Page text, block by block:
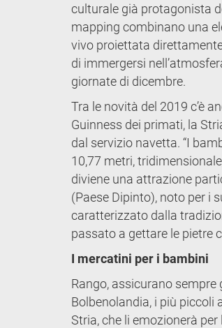
culturale già protagonista
mapping combinano una
vivo proiettata
di immergersi
giornate di dicembre.
Tra le novità del 2019 c’è
Guinness dei primati, la
dal servizio navetta. “I
10,77 metri,
diviene una attrazione
(Paese Dipinto), noto per i
caratterizzato dalla
passato a gettare le pietre
I mercatini per i bambini
Rango, assicurano sempre
Bolbenolandia, i più
Stria, che li emozionerà